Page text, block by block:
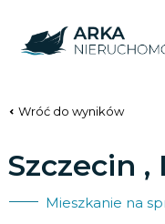
Wróć do wyników
Szczecin
Mieszkanie na